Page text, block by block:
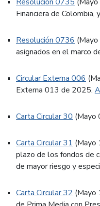
Financiera de
Resolución 0736
asignados en el marco
Circular Externa 006
Externa 013 de 2025.
Carta Circular 30 (Mayo
Carta Circular 31 (Mayo
plazo de los fondos de
de mayor riesgo y
Carta Circular 32 (Mayo